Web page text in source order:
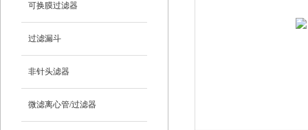
可换膜过滤器
过滤漏斗
非针头滤器
微滤离心管/过滤器